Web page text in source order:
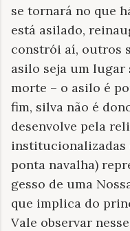
se tornará no que
está asilado,
constrói aí, outros
asilo seja um lugar
morte – o asilo é
fim, silva não é
desenvolve pela
institucionalizadas
ponta navalha)
gesso de uma
que implica do
Vale observar